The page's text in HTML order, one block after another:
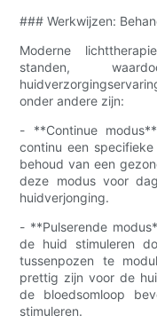
### Werkwijzen:
Moderne
standen,
onder andere zijn:
- **Continue
continu een
behoud van een
deze modus voor
huidverjonging.
- **Pulserende
de huid stimuleren
tussenpozen te
prettig zijn voor de
de bloedsomloop
stimuleren.